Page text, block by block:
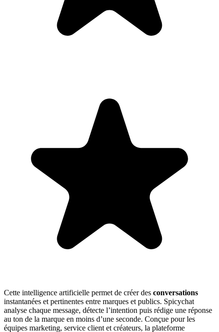
Cette intelligence artificielle permet de créer des conversations
instantanées et pertinentes entre marques et publics. Spicychat
analyse chaque message, détecte l’intention puis rédige une réponse
au ton de la marque en moins d’une seconde. Conçue pour les
équipes marketing, service client et créateurs, la plateforme